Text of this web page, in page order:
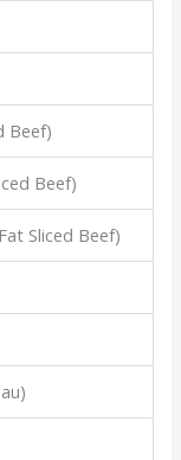
Beef)
Beef)
Sliced Beef)